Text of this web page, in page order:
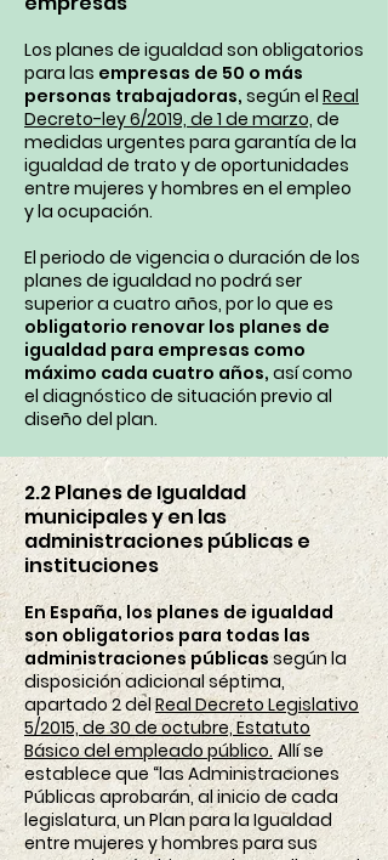
Los planes de igualdad son obligatorios
para las empresas de 50 o más
personas trabajadoras, según el Real
Decreto-ley 6/2019, de 1 de marzo, de
medidas urgentes para garantía de la
igualdad de trato y de oportunidades
entre mujeres y hombres en el empleo
y la ocupación.
El periodo de vigencia o duración de los
planes de igualdad no podrá ser
superior a cuatro años, por lo que es
obligatorio renovar los planes de
igualdad para empresas como
máximo cada cuatro años, así como
el diagnóstico de situación previo al
diseño del plan.
2.2 Planes de Igualdad
municipales y en las
administraciones públicas e
instituciones
En España, los planes de igualdad
son obligatorios para todas las
administraciones públicassegún la
disposición adicional séptima,
apartado 2 delReal Decreto Legislativo
5/2015, de 30 de octubre, Estatuto
Básico del empleado público. Allí se
establece que “las Administraciones
Públicas aprobarán, al inicio de cada
legislatura, un Plan para la Igualdad
entre mujeres y hombres para sus